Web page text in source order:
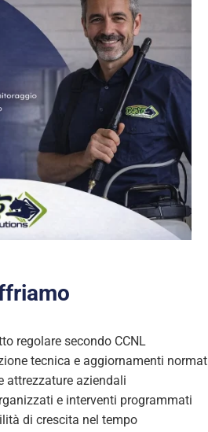
regolare secondo CCNL
tecnica e aggiornamenti
attrezzature aziendali
e interventi programmati
di crescita nel tempo